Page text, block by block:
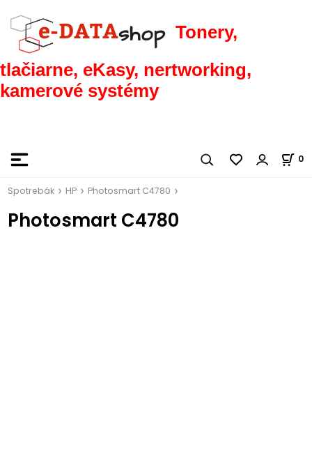
Tonery,
tlačiarne, eKasy, nertworking,
kamerové systémy
0
Spotrebák HP Photosmart C4780
Photosmart C4780